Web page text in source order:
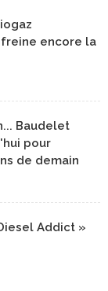
encore la
Baudelet
pour
de demain
Addict »